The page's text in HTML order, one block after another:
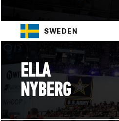
SWEDEN
ELLA
NYBERG